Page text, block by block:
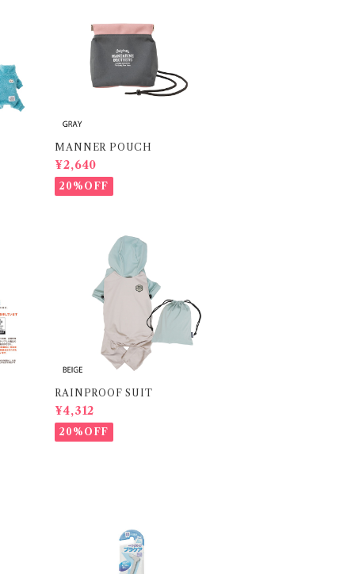
MANNER POUCH
¥2,640
20%OFF
RAINPROOF SUIT
¥4,312
20%OFF